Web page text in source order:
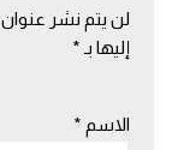
لن يتم نشر عنوان
إليها بـ *
الاسم *